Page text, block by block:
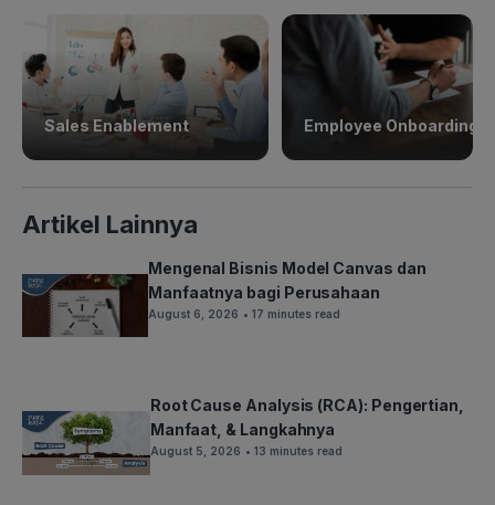
Sales Enablement Employee Onboarding
Artikel Lainnya
Mengenal Bisnis Model Canvas dan
Manfaatnya bagi Perusahaan
August 6, 2026 • 17 minutes read
Root Cause Analysis (RCA): Pengertian,
Manfaat, & Langkahnya
August 5, 2026 • 13 minutes read